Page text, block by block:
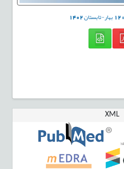
12 بهار-تابستان1402
XML